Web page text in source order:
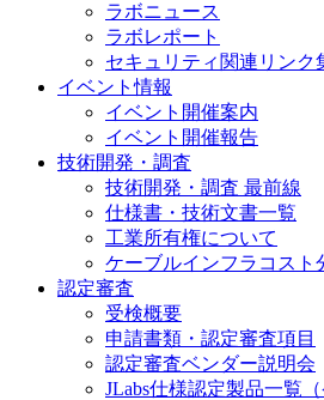
ラボニュース
ラボレポート
セキュリティ関連リンク
イベント情報
イベント開催案内
イベント開催報告
技術開発・調査
技術開発・調査 最前線
仕様書・技術文書一覧
工業所有権について
ケーブルインフラコスト
認定審査
受検概要
申請書類・認定審査項目
認定審査ベンダー説明会
JLabs仕様認定製品一覧